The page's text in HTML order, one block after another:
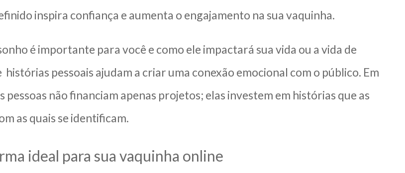
inspira confiança e aumenta o engajamento na sua vaquinha.
é importante para você e como ele impactará sua vida ou a vida de
pessoais ajudam a criar uma conexão emocional com o público. Em
pessoas não financiam apenas projetos; elas investem em histórias que as
as quais se identificam.
ideal para sua vaquinha online